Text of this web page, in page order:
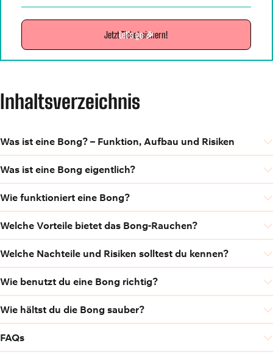
Let's go 🎉
Jetzt Ticket sichern!
Inhaltsverzeichnis
Was ist eine Bong? – Funktion, Aufbau und Risiken
Was ist eine Bong eigentlich?
Wie funktioniert eine Bong?
Welche Vorteile bietet das Bong-Rauchen?
Welche Nachteile und Risiken solltest du kennen?
Wie benutzt du eine Bong richtig?
Wie hältst du die Bong sauber?
FAQs